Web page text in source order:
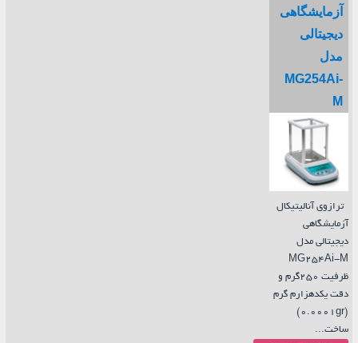
آزمایشگاهی
دیجیتالی
مدل
MG254Ai-
M
ترازوی آنالیتیکال
آزمایشگاهی
دیجیتالی مدل
ظرفیت 250گرم و
دقت یکدهزارم گرم
(0.0001gr)
ساخت...